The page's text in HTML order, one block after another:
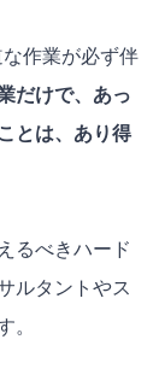
作業が必ず伴
だけで、あっ
とは、あり得
るべきハード
ルタントやス
。